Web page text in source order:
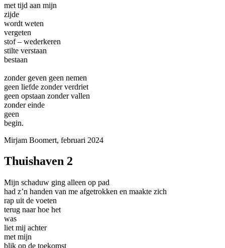
met tijd aan mijn
zijde
wordt weten
vergeten
stof – wederkeren
stilte verstaan
bestaan
zonder geven geen nemen
geen liefde zonder verdriet
geen opstaan zonder vallen
zonder einde
geen
begin.
Mirjam Boomert, februari 2024
Thuishaven 2
Mijn schaduw ging alleen op pad
had z’n handen van me afgetrokken en maakte zich
rap uit de voeten
terug naar hoe het
was
liet mij achter
met mijn
blik op de toekomst